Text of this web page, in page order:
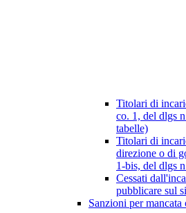
Titolari di
co. 1, del dlgs
tabelle)
Titolari di
direzione o di
1-bis, del dlgs
Cessati
pubblicare sul
Sanzioni per